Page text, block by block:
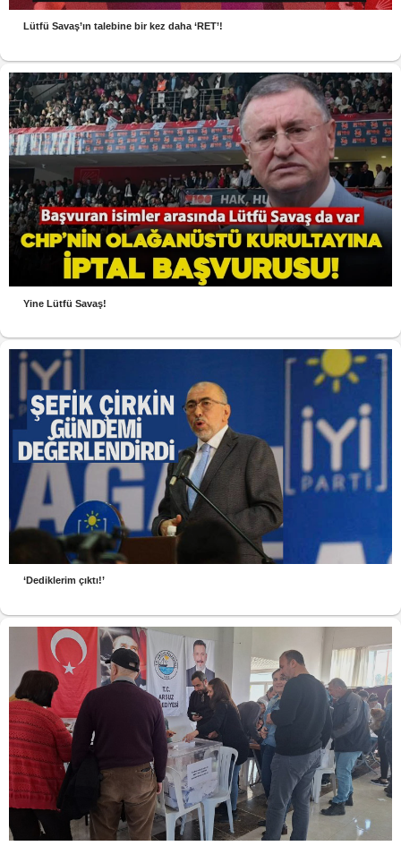
Lütfü Savaş’ın talebine bir kez daha ‘RET’!
Yine Lütfü Savaş!
‘Dediklerim çıktı!’